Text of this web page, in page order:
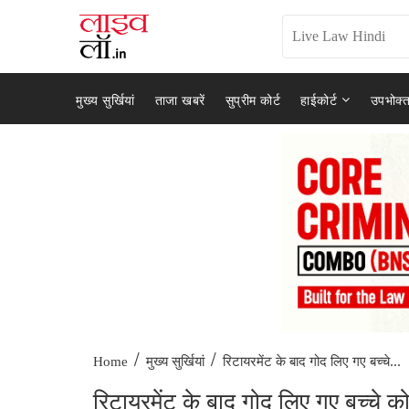
मुख्य सुर्खियां ताजा खबरें सुप्रीम कोर्ट हाईकोर्ट
Home / मुख्य सुर्खियां / रिटायरमेंट के बाद गोद लिए गए बच्चे...
रिटायरमेंट के बाद गोद लिए गए बच्चे